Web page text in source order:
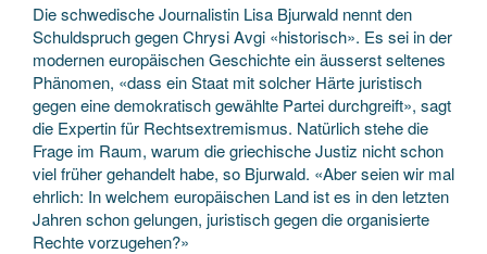
Die schwedische Journalistin Lisa Bjurwald nennt den
Schuldspruch gegen Chrysi Avgi «historisch». Es sei in der
modernen europäischen Geschichte ein äusserst seltenes
Phänomen, «dass ein Staat mit solcher Härte juristisch
gegen eine demokratisch gewählte Partei durchgreift», sagt
die Expertin für Rechtsextremismus. Natürlich stehe die
Frage im Raum, warum die griechische Justiz nicht schon
viel früher gehandelt habe, so Bjurwald. «Aber seien wir mal
ehrlich: In welchem europäischen Land ist es in den letzten
Jahren schon gelungen, juristisch gegen die organisierte
Rechte vorzugehen?»